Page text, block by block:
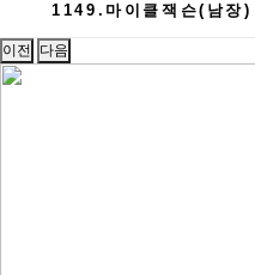
1149.마이클잭슨(남
이전 다음